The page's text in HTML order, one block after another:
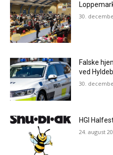
30.
Falske
ved
30.
HGI
24. august